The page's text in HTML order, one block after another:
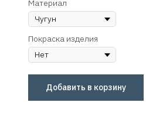
Материал
Покраска изделия
Добавить в корзину